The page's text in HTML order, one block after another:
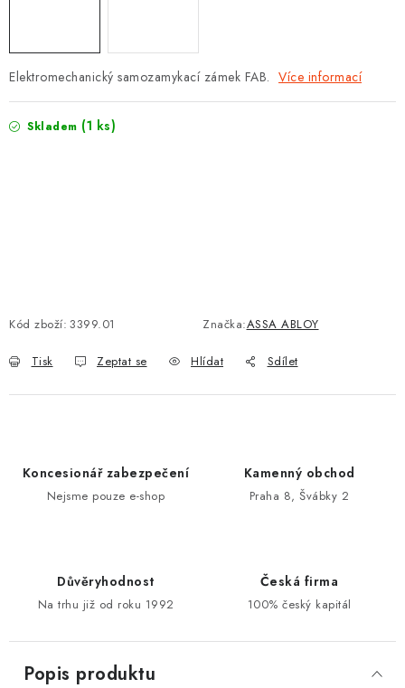
AKTUALITY
Zámečnické služby Státní instituce
Zabezpečení bytů
Bezpečnostní třídy - PYRAMIDA BEZPEČNOSTI
Elektromechanický samozamykací zámek FAB. Více informací
Skladem (1 ks)
Kód zboží: 3399.01 Značka:ASSA ABLOY
Tisk Zeptat se Hlídat Sdílet
Koncesionář zabezpečení
Nejsme pouze e-shop
Kamenný obchod
Praha 8, Švábky 2
Důvěryhodnost
Na trhu již od roku 1992
Česká firma
100% český kapitál
Popis produktu